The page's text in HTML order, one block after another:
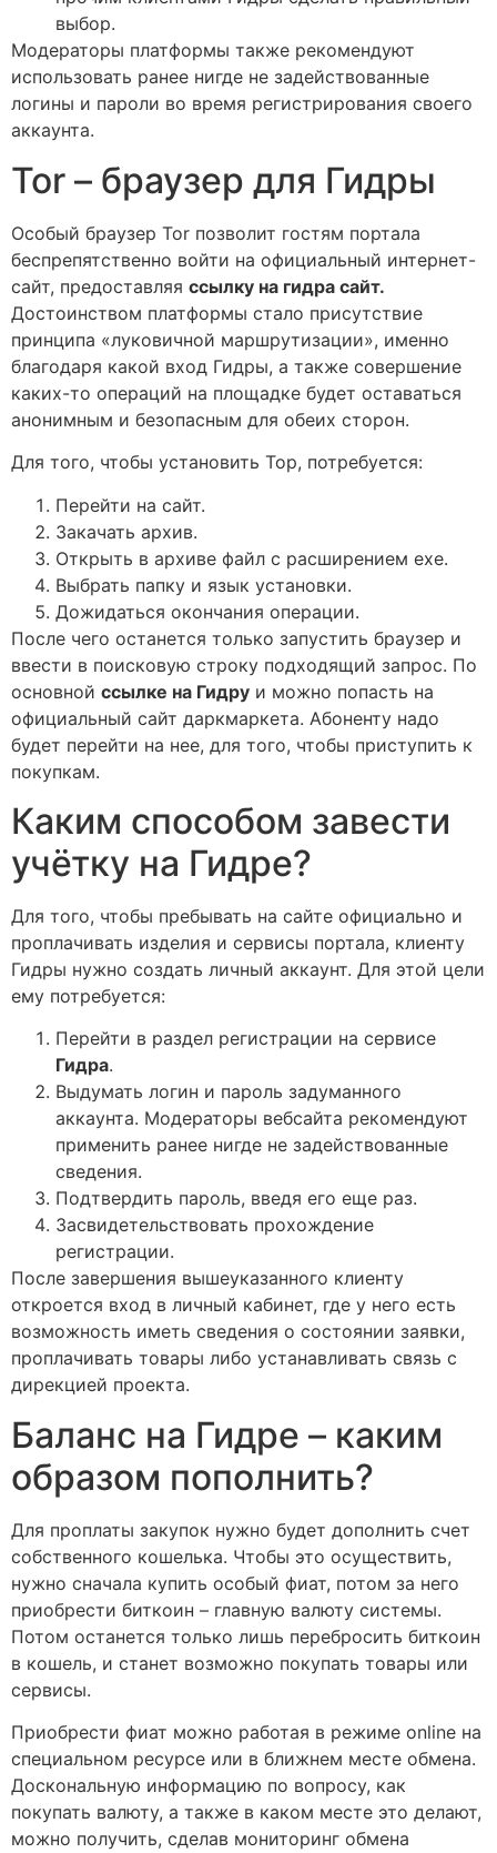
выбор.
Модераторы платформы также рекомендуют
использовать ранее нигде не задействованные
логины и пароли во время регистрирования своего
аккаунта.
Tor – браузер для Гидры
Особый браузер Tor позволит гостям портала
беспрепятственно войти на официальный интернет-
сайт, предоставляя ссылку на гидра сайт.
Достоинством платформы стало присутствие
принципа «луковичной маршрутизации», именно
благодаря какой вход Гидры, а также совершение
каких-то операций на площадке будет оставаться
анонимным и безопасным для обеих сторон.
Для того, чтобы установить Тор, потребуется:
Перейти на сайт.
Закачать архив.
Открыть в архиве файл с расширением exe.
Выбрать папку и язык установки.
Дожидаться окончания операции.
После чего останется только запустить браузер и
ввести в поисковую строку подходящий запрос. По
основной ссылке на Гидру и можно попасть на
официальный сайт даркмаркета. Абоненту надо
будет перейти на нее, для того, чтобы приступить к
покупкам.
Каким способом завести
учётку на Гидре?
Для того, чтобы пребывать на сайте официально и
проплачивать изделия и сервисы портала, клиенту
Гидры нужно создать личный аккаунт. Для этой цели
ему потребуется:
Перейти в раздел регистрации на сервисе
Гидра.
Выдумать логин и пароль задуманного
аккаунта. Модераторы вебсайта рекомендуют
применить ранее нигде не задействованные
сведения.
Подтвердить пароль, введя его еще раз.
Засвидетельствовать прохождение
регистрации.
После завершения вышеуказанного клиенту
откроется вход в личный кабинет, где у него есть
возможность иметь сведения о состоянии заявки,
проплачивать товары либо устанавливать связь с
дирекцией проекта.
Баланс на Гидре – каким
образом пополнить?
Для проплаты закупок нужно будет дополнить счет
собственного кошелька. Чтобы это осуществить,
нужно сначала купить особый фиат, потом за него
приобрести биткоин – главную валюту системы.
Потом останется только лишь перебросить биткоин
в кошель, и станет возможно покупать товары или
сервисы.
Приобрести фиат можно работая в режиме online на
специальном ресурсе или в ближнем месте обмена.
Доскональную информацию по вопросу, как
покупать валюту, а также в каком месте это делают,
можно получить, сделав мониторинг обмена